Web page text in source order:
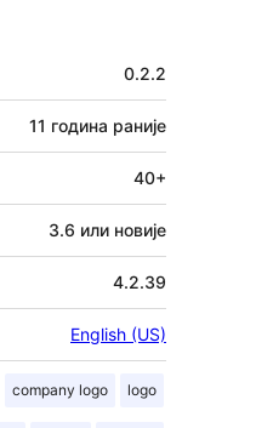
0.2.2
11 година раније
40+
3.6 или новије
4.2.39
English (US)
company logo logo